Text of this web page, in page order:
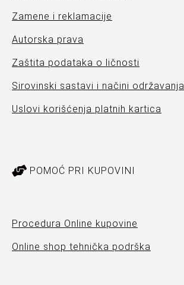
Zamene i reklamacije
Autorska prava
Zaštita podataka o ličnosti
Sirovinski sastavi i načini održavanja
Uslovi korišćenja platnih kartica
POMOĆ PRI KUPOVINI
Procedura Online kupovine
Online shop tehnička podrška